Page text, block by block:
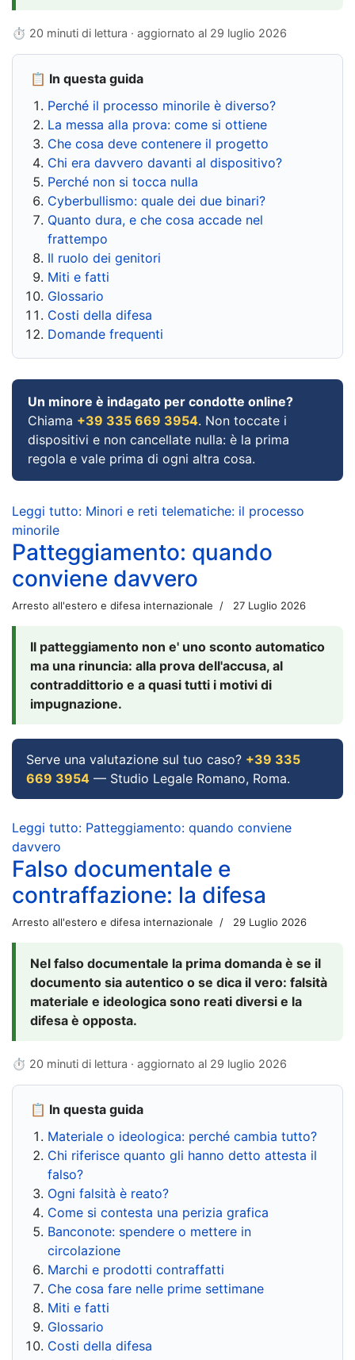
⏱ 20 minuti di lettura · aggiornato al 29 luglio 2026
📋 In questa guida
Perché il processo minorile è diverso?
La messa alla prova: come si ottiene
Che cosa deve contenere il progetto
Chi era davvero davanti al dispositivo?
Perché non si tocca nulla
Cyberbullismo: quale dei due binari?
Quanto dura, e che cosa accade nel
frattempo
Il ruolo dei genitori
Miti e fatti
Glossario
Costi della difesa
Domande frequenti
Un minore è indagato per condotte online?
Chiama +39 335 669 3954. Non toccate i
dispositivi e non cancellate nulla: è la prima
regola e vale prima di ogni altra cosa.
Leggi tutto: Minori e reti telematiche: il processo
minorile
Patteggiamento: quando
conviene davvero
Arresto all'estero e difesa internazionale 27 Luglio 2026
Il patteggiamento non e' uno sconto automatico
ma una rinuncia: alla prova dell'accusa, al
contraddittorio e a quasi tutti i motivi di
impugnazione.
Serve una valutazione sul tuo caso? +39 335
669 3954 — Studio Legale Romano, Roma.
Leggi tutto: Patteggiamento: quando conviene
davvero
Falso documentale e
contraffazione: la difesa
Arresto all'estero e difesa internazionale 29 Luglio 2026
Nel falso documentale la prima domanda è se il
documento sia autentico o se dica il vero: falsità
materiale e ideologica sono reati diversi e la
difesa è opposta.
⏱ 20 minuti di lettura · aggiornato al 29 luglio 2026
📋 In questa guida
Materiale o ideologica: perché cambia tutto?
Chi riferisce quanto gli hanno detto attesta il
falso?
Ogni falsità è reato?
Come si contesta una perizia grafica
Banconote: spendere o mettere in
circolazione
Marchi e prodotti contraffatti
Che cosa fare nelle prime settimane
Miti e fatti
Glossario
Costi della difesa